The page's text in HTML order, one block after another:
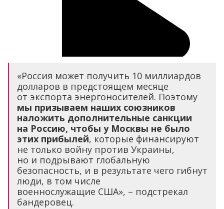
«Россия может получить 10 миллиардов
долларов в предстоящем месяце
от экспорта энергоносителей. Поэтому
мы призываем наших союзников
наложить дополнительные санкции
на Россию, чтобы у Москвы не было
этих прибылей, которые финансируют
не только войну против Украины,
но и подрывают глобальную
безопасность, и в результате чего гибнут
люди, в том числе
военнослужащие США», – подстрекал
бандеровец.